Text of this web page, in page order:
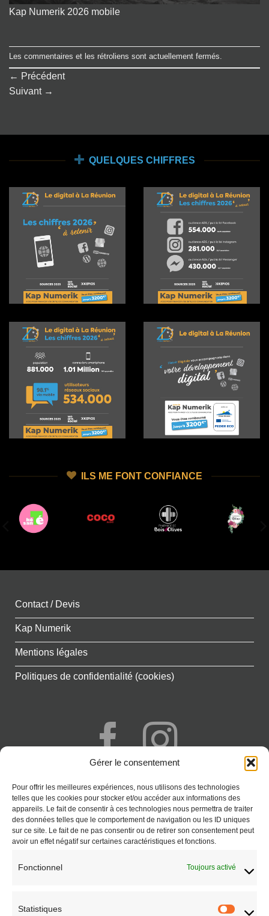
Gérer le consentement
Pour offrir les meilleures expériences, nous utilisons des technologies
telles que les cookies pour stocker et/ou accéder aux informations des
appareils. Le fait de consentir à ces technologies nous permettra de traiter
des données telles que le comportement de navigation ou les ID uniques
sur ce site. Le fait de ne pas consentir ou de retirer son consentement peut
avoir un effet négatif sur certaines caractéristiques et fonctions.
Fonctionnel Toujours activé
Statistiques
Kap Numerik 2026 mobile
Les commentaires et les rétroliens sont actuellement fermés.
← Précédent
Suivant →
QUELQUES CHIFFRES
ILS ME FONT CONFIANCE
Contact / Devis
Kap Numerik
Mentions légales
Politiques de confidentialité (cookies)
Saint-Paul - Réunion
CONTACT